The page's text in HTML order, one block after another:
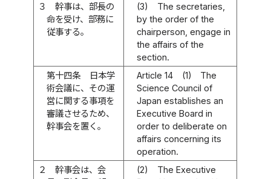
３
幹事は、部長の
命を受け、部務に
従事する。
(3)
The secretaries,
by the order of the
chairperson, engage in
the affairs of the
section.
第十四条
日本学
術会議に、その運
営に関する事項を
審議させるため、
幹事会を置く。
Article 14 (1)
The
Science Council of
Japan establishes an
Executive Board in
order to deliberate on
affairs concerning its
operation.
２
幹事会は、会
(2)
The Executive